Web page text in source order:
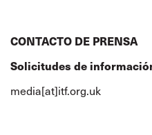
CONTACTO DE PRENSA
Solicitudes de
media[at]itf.org.uk